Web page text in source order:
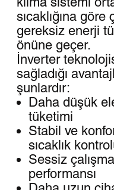
sıcaklığına göre
gereksiz enerji
önüne geçer.
İnverter
sağladığı
şunlardır:
Daha düşük
tüketimi
Stabil ve
sıcaklık
Sessiz çalışma
performansı